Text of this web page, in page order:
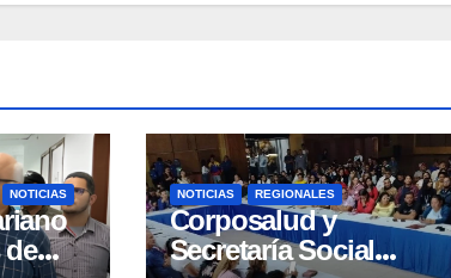
NOTICIAS
de
NOTICIAS REGIONALES
Corposalud y
Secretaría Social